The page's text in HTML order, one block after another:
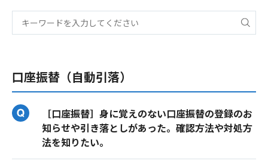
口座振替（自動引落）
［口座振替］身に覚えのない口座振替の登録のお
知らせや引き落としがあった。確認方法や対処方
法を知りたい。